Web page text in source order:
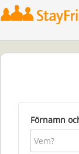
Förnamn